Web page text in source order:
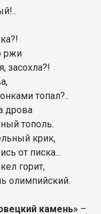
ржи
засохла?!
топал?..
дрова
тополь.
крик,
от писка...
горит,
олимпийский.
камень» –